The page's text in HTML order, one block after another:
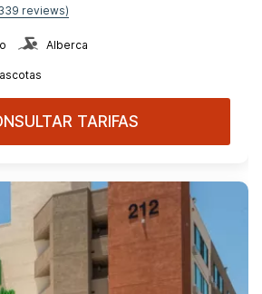
reviews)
Alberca
TARIFAS